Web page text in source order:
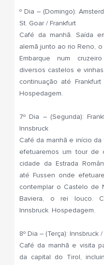
º Dia – (Domingo):
St. Goar / Frankfurt
Café da manhã. Saída
alemã junto ao rio Reno,
Embarque num
diversos castelos e
continuação até
Hospedagem.
7º Dia – (Segunda):
Innsbruck
Café da manhã e início
efetuaremos um tour de
cidade da Estrada
até Fussen onde
contemplar o Castelo de
Baviera, o rei louco.
Innsbruck. Hospedagem.
8º Dia – (Terça): Innsbruck
Café da manhã e visita
da capital do Tirol,